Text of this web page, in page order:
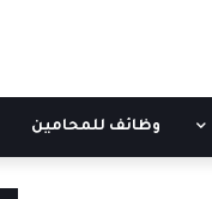
وظائف للمحامين